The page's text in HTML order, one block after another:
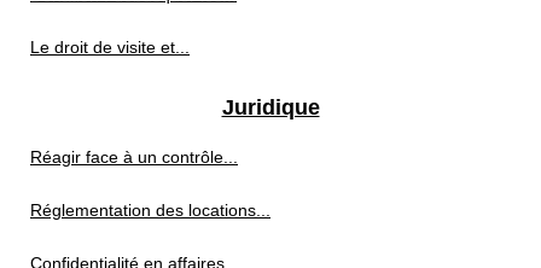
Le droit de visite et...
Juridique
Réagir face à un contrôle...
Réglementation des locations...
Confidentialité en affaires...